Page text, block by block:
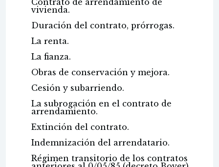
Contrato de arrendamiento de
vivienda.
Duración del contrato, prórrogas.
La renta.
La fianza.
Obras de conservación y mejora.
Cesión y subarriendo.
La subrogación en el contrato de
arrendamiento.
Extinción del contrato.
Indemnización del arrendatario.
Régimen transitorio de los contratos